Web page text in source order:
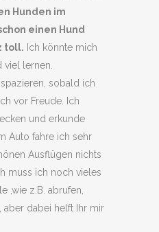
Hunden im
einen Hund
toll. Ich könnte mich
viel lernen.
sobald ich
vor Freude. Ich
und erkunde
Auto fahre ich sehr
Ausflügen nichts
muss ich noch vieles
,wie z.B. abrufen,
aber dabei helft Ihr mir